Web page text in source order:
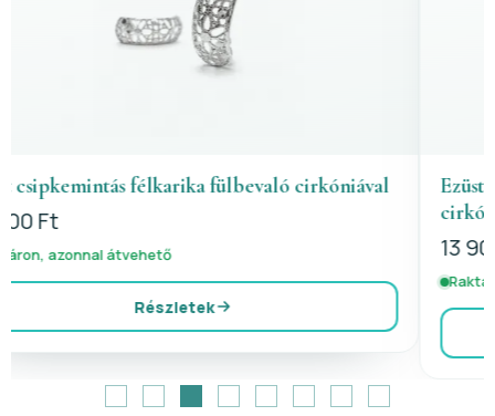
Ezüst pillangós babafülbevaló rózsaszín-fehér
cirkóniával ródiumbevonattal
13 900 Ft
Raktáron, azonnal átvehető
Részletek